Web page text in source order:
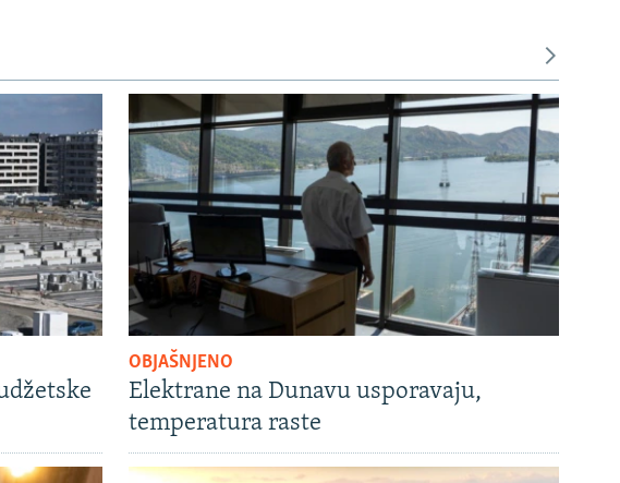
OBJAŠNJENO
Elektrane na Dunavu usporavaju,
temperatura raste